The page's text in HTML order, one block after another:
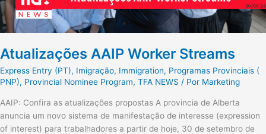
Atualizações AAIP Worker Streams
Express Entry (PT), Imigração, Immigration, Programas Provinciais (
PNP), Provincial Nominee Program, TFA NEWS / Por Marketing
AAIP: Confira as atualizações propostas A provincia de Alberta
anuncia um novo sistema de manifestação de interesse (expression
of interest) para trabalhadores a partir de hoje, 30 de setembro de